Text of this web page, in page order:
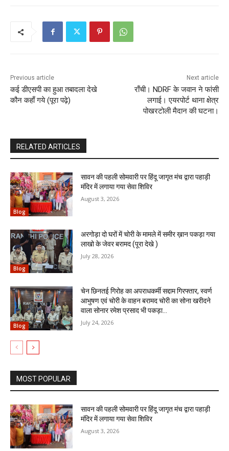
Previous article
कई डीएसपी का हुआ तबादला देखे
कौन कहाँ गये (पूरा पढ़े)
Next article
राँची। NDRF के जवान ने फांसी
लगाई। एयरपोर्ट थाना क्षेत्र
पोखरटोली मैदान की घटना।
RELATED ARTICLES
Blog
सावन की पहली सोमवारी पर हिंदू जागृत मंच द्वारा पहाड़ी
मंदिर में लगाया गया सेवा शिविर
August 3, 2026
Blog
अरगोड़ा दो घरों में चोरी के मामले में समीर ख़ान पकड़ा गया
लाखो के जेवर बरामद (पूरा देखे )
July 28, 2026
Blog
चेन छिनतई गिरोह का अपराधकर्मी सद्दाम गिरफ्तार, स्वर्ण
आभुषण एवं चोरी के वाहन बरामद चोरी का सोना खरीदने
वाला सोनार रमेश प्रसाद भी पकड़ा...
July 24, 2026
MOST POPULAR
सावन की पहली सोमवारी पर हिंदू जागृत मंच द्वारा पहाड़ी
मंदिर में लगाया गया सेवा शिविर
August 3, 2026